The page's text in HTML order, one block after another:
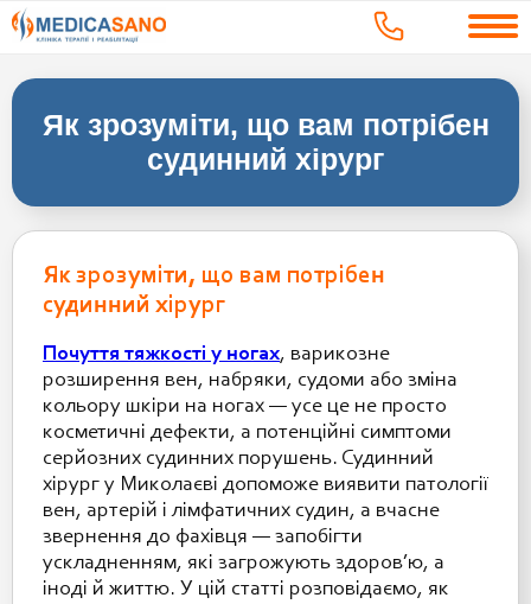
Як зрозуміти, що вам потрібен
судинний хірург
Як зрозуміти, що вам потрібен
судинний хірург
Почуття тяжкості у ногах, варикозне
розширення вен, набряки, судоми або зміна
кольору шкіри на ногах — усе це не просто
косметичні дефекти, а потенційні симптоми
серйозних судинних порушень. Судинний
хірург у Миколаєві допоможе виявити патології
вен, артерій і лімфатичних судин, а вчасне
звернення до фахівця — запобігти
ускладненням, які загрожують здоров’ю, а
іноді й життю. У цій статті розповідаємо, як